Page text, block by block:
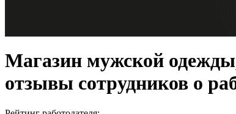
Магазин мужской
отзывы сотрудников о